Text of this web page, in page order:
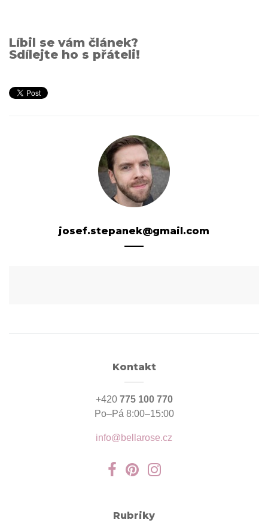
Líbil se vám článek?
Sdílejte ho s přáteli!
josef.stepanek@gmail.com
Kontakt
+420 775 100 770
Po–Pá 8:00–15:00
info@bellarose.cz
Rubriky